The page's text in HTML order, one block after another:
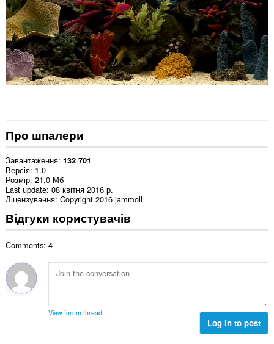
Про шпалери
Завантаження 132 701
Версія 1.0
Розмір 21,0 Мб
Last update 08 квітня 2016 р.
Ліцензування Copyright 2016 jammoll
Відгуки користувачів
Comments: 4
View forum thread
Log in to post